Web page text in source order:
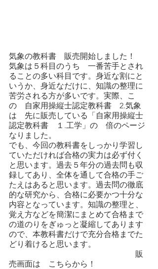
気象の教科書　販売開始しました！
気象は５科目のうち　一番苦手とされ
ることの多い科目です。身近な割にと
いうか、身近なだけに、知識の整理に
苦労される方が多いです。実際、こ
の　自家用操縦士認定教科書　2.気象
は　先に販売している「自家用操縦士
認定教科書　１.工学」の　倍のページ
なりました。
でも、今回の教科書をしっかり学習し
ていただければ合格の実力は必ず付く
と思います。過去５年分の過去問も収
録してあり、全体を通して合格の手ご
たえはあると思います。過去問の徹底
的な研究から、合格に必要かつ十分な
内容となっています。知識の整理と、
覚え方などを簡潔にまとめて合格まで
の道のりをぎゅっと凝縮してあります
ので、本教科書だけで充分合格までた
どり着けると思います。
販
売画面は　こちらから！